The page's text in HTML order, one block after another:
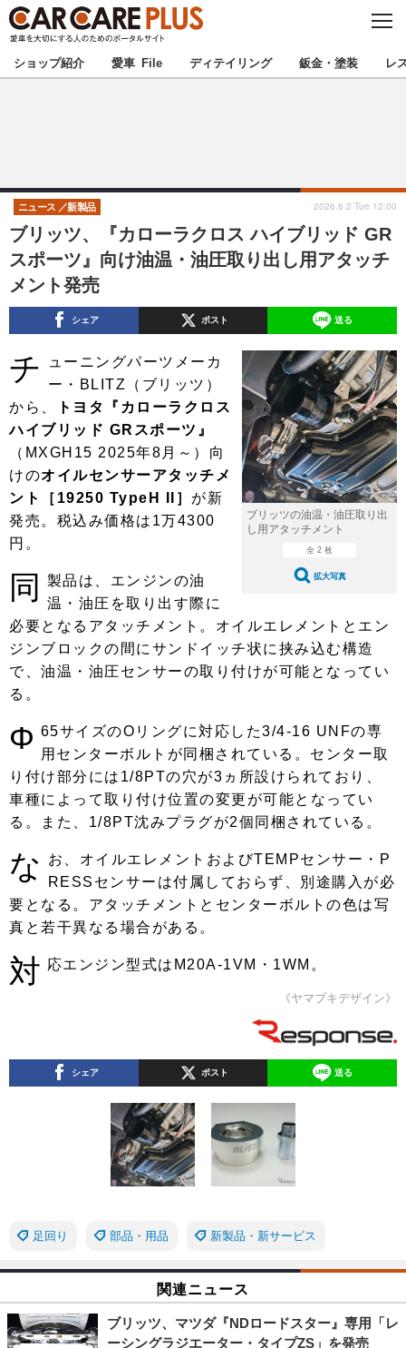
C
S
E
★カーケアプラス認定★ 厳選プロショップを地域から探す
甲信越 北陸
東海 関西
中国
九州 沖縄
注目の記事
ショップレポート 愛車 File
自動車豆知識 ストップ！不具合修理＆粗悪修理
鈑金・塗装
ディテイリング
ディテイリング 洗車
ヘッドライト磨き コーティング
フィルム・ラッピング
鈑金・塗装
防錆
特集記事
ストップ 不具合修理＆粗悪修理
カーメーカー「旧車」関連プロジェ
クト
コラム
ショップ紹介
プロショップ検索
カーメーカー「旧車」関連プロジ
ェクト
インタビュー
イベント
イベント告知 イベントレポート
ショップ紹介 愛車 File ディテイリング 鈑金・塗装 レ
ブリッツ、『カローラクロス ハイブリッド GR
スポーツ』向け油温・油圧取り出し用アタッチ
メント発売
ニュース 新製品 2026.6.2 Tue 12:00
シェア ポスト 送る
ブリッツの油温・油圧取り出
し用アタッチメント
全 2 枚
拡大写真
チ
ューニングパーツメーカ
ー・BLITZ（ブリッツ）
から、
トヨタ『カローラクロス
ハイブリッド GRスポーツ』
（MXGH15 2025年8月～）向
けのオイルセンサーアタッチメ
ント［19250 TypeH II］ が新
発売。税込み価格は1万4300
円。
同
製品は、エンジンの油
温・油圧を取り出す際に
必要となるアタッチメント。オイルエレメントとエン
ジンブロックの間にサンドイッチ状に挟み込む構造
で、油温・油圧センサーの取り付けが可能となってい
る。
Φ 65サイズのOリングに対応した3/4-16 UNFの専
用センターボルトが同梱されている。センター取
り付け部分には1/8PTの穴が3ヵ所設けられており、
車種によって取り付け位置の変更が可能となってい
る。また、1/8PT沈みプラグが2個同梱されている。
な
お、オイルエレメントおよびTEMPセンサー・P
RESSセンサーは付属しておらず、別途購入が必
要となる。アタッチメントとセンターボルトの色は写
真と若干異なる場合がある。
対 応エンジン型式はM20A-1VM・1WM。
《ヤマブキデザイン》
シェア ポスト 送る
足回り 部品・用品 新製品・新サービス
関連ニュース
ブリッツ、マツダ『NDロードスター』専用「レ
ーシングラジエーター・タイプZS」を発売